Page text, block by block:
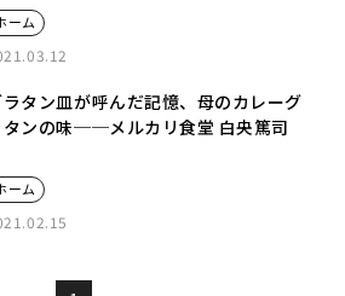
ーム
ラタン皿が呼んだ記憶、母のカレーグ
タンの味──メルカリ食堂 白央篤司
ーム